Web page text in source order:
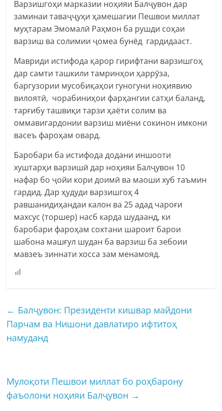
Варзишгоҳи марказии ноҳияи Балҷувон дар
заминаи таваҷҷуҳи ҳамешагии Пешвои миллат
муҳтарам Эмомалӣ Раҳмон ба рушди соҳаи
варзиш ва солимии ҷомеа бунёд гардидааст.
Мавриди истифода қарор гирифтани варзишгоҳ
дар самти ташкили тамринҳои ҳаррӯза,
баргузории мусобиқаҳои гуногуни ноҳиявию
вилоятӣ, чорабиниҳои фарҳангии сатҳи баланд,
тарғибу ташвиқи тарзи ҳаёти солим ва
оммавигардонии варзиш миёни сокинон имкони
васеъ фароҳам овард.
Баробари ба истифода додани иншооти
хуштарҳи варзишӣ дар ноҳияи Балҷувон 10
нафар бо ҷойи кори доимӣ ва маоши хуб таъмин
гардид. Дар ҳудуди варзишгоҳ 4
равшанидиҳандаи калон ва 25 адад чароғи
махсус (торшер) насб карда шудаанд, ки
баробари фароҳам сохтани шароит барои
шабона машғул шудан ба варзиш ба зебоии
мавзеъ зиннати хосса зам менамояд.
← Балҷувон: Президенти кишвар майдони
Парчам ва Нишони давлатиро ифтитоҳ
намуданд
Мулоқоти Пешвои миллат бо роҳбарону
фаъолони ноҳияи Балҷувон →